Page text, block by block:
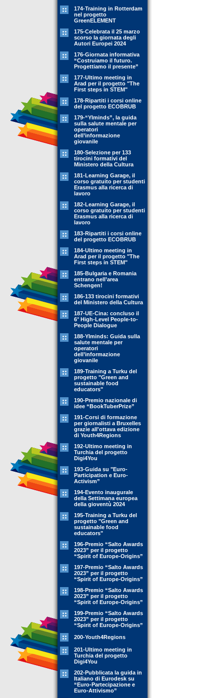
174-Training in Rotterdam
nel progetto
GreenELEMENT
175-Celebrata il 25 marzo
scorso la giornata degli
Autori Europei 2024
176-Giornata informativa
“Costruiamo il futuro.
Progettiamo il presente”
177-Ultimo meeting in
Arad per il progetto "The
First steps in STEM"
178-Ripartiti i corsi online
del progetto ECOBRUB
179-“YIminds”, la guida
sulla salute mentale per
operatori
dell’informazione
giovanile
180-Selezione per 133
tirocini formativi del
Ministero della Cultura
181-Learning Garage, il
corso gratuito per studenti
Erasmus alla ricerca di
lavoro
182-Learning Garage, il
corso gratuito per studenti
Erasmus alla ricerca di
lavoro
183-Ripartiti i corsi online
del progetto ECOBRUB
184-Ultimo meeting in
Arad per il progetto "The
First steps in STEM"
185-Bulgaria e Romania
entrano nell’area
Schengen!
186-133 tirocini formativi
del Ministero della Cultura
187-UE-Cina: concluso il
6° High-Level People-to-
People Dialogue
188-YIminds: Guida sulla
salute mentale per
operatori
dell’informazione
giovanile
189-Training a Turku del
progetto "Green and
sustainable food
educators"
190-Premio nazionale di
idee “BookTuberPrize”
191-Corsi di formazione
per giornalisti a Bruxelles
grazie all'ottava edizione
di Youth4Regions
192-Ultimo meeting in
Turchia del progetto
Digi4You
193-Guida su "Euro-
Participation e Euro-
Activism”
194-Evento inaugurale
della Settimana europea
della gioventù 2024
195-Training a Turku del
progetto "Green and
sustainable food
educators"
196-Premio “Salto Awards
2023” per il progetto
“Spirit of Europe-Origins”
197-Premio “Salto Awards
2023” per il progetto
“Spirit of Europe-Origins”
198-Premio “Salto Awards
2023” per il progetto
“Spirit of Europe-Origins”
199-Premio “Salto Awards
2023” per il progetto
“Spirit of Europe-Origins”
200-Youth4Regions
201-Ultimo meeting in
Turchia del progetto
Digi4You
202-Pubblicata la guida in
Italiano di Eurodesk su
“Euro-Partecipazione e
Euro-Attivismo”